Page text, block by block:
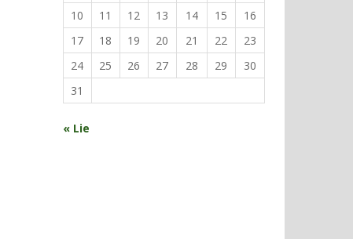
10
11 12 13 14 15
16
17
18 19 20 21 22
23
24
25 26 27 28 29
30
31
« Lie